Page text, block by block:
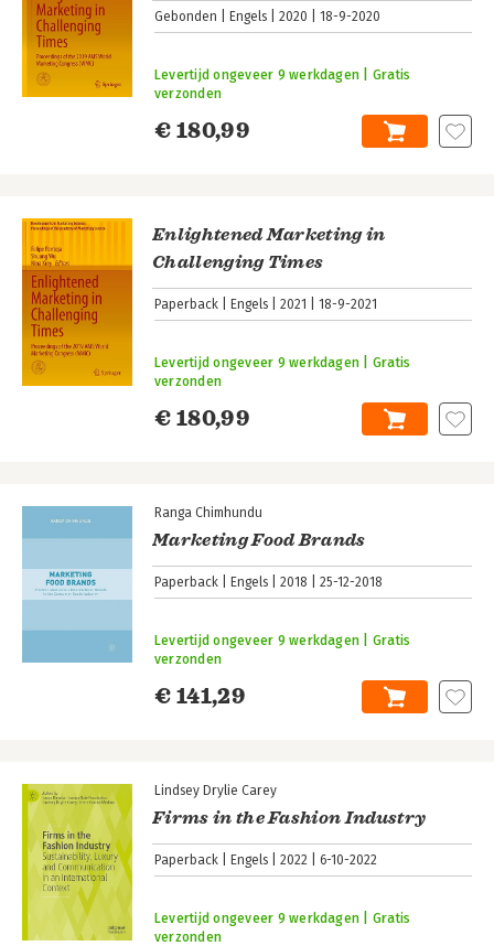
Gebonden Engels 2020 18-9-2020
€ 180,99
Levertijd ongeveer 9 werkdagen | Gratis
verzonden
Enlightened Marketing in
Challenging Times
Paperback Engels 2021 18-9-2021
€ 180,99
Levertijd ongeveer 9 werkdagen | Gratis
verzonden
Ranga Chimhundu
Marketing Food Brands
Paperback Engels 2018 25-12-2018
€ 141,29
Levertijd ongeveer 9 werkdagen | Gratis
verzonden
Lindsey Drylie Carey
Firms in the Fashion Industry
Paperback Engels 2022 6-10-2022
Levertijd ongeveer 9 werkdagen | Gratis
verzonden